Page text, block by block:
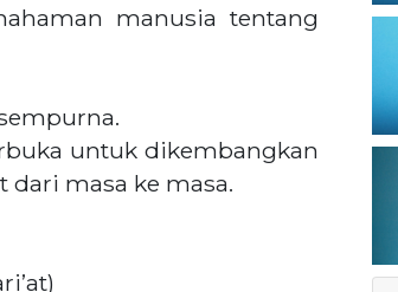
manusia tentang
untuk dikembangkan
masa ke masa.